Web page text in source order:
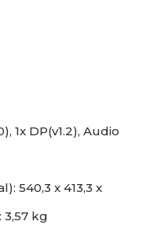
1x DP(v1.2), Audio
540,3 x 413,3 x
kg